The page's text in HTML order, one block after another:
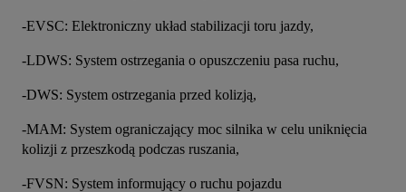
-EVSC: Elektroniczny układ stabilizacji toru jazdy,
-LDWS: System ostrzegania o opuszczeniu pasa ruchu,
-DWS: System ostrzegania przed kolizją,
-MAM: System ograniczający moc silnika w celu uniknięcia
kolizji z przeszkodą podczas ruszania,
-FVSN: System informujący o ruchu pojazdu